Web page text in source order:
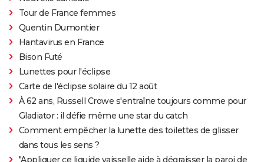
Tour de France femmes
Quentin Dumontier
Hantavirus en France
Bison Futé
Lunettes pour l'éclipse
Carte de l'éclipse solaire du 12 août
À 62 ans, Russell Crowe s'entraîne toujours comme pour
Gladiator : il défie même une star du catch
Comment empêcher la lunette des toilettes de glisser
dans tous les sens ?
"Appliquer ce liquide vaisselle aide à dégraisser la paroi de